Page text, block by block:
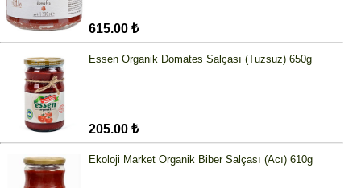
615.00 ₺
Essen Organik Domates Salçası (Tuzsuz) 650g
205.00 ₺
Ekoloji Market Organik Biber Salçası (Acı) 610g